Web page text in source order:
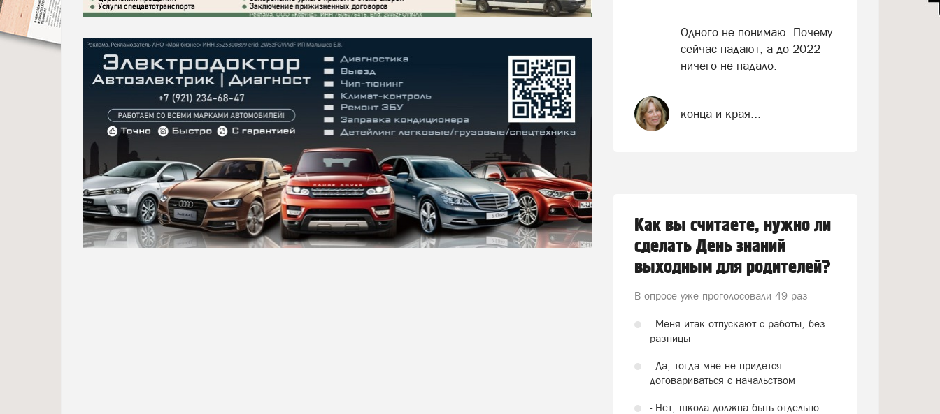
Одного не понимаю. Почему
сейчас падают, а до 2022
ничего не падало.
конца и края...
Как вы считаете, нужно ли
сделать День знаний
выходным для родителей?
В опросе уже проголосовали 49 раз
- Меня итак отпускают с работы, без
разницы
- Да, тогда мне не придется
договариваться с начальством
- Нет, школа должна быть отдельно